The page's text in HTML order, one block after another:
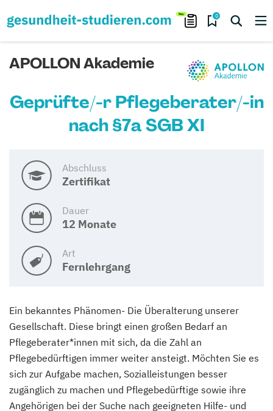
0
APOLLON Akademie
Geprüfte/-r Pflegeberater/-in
nach §7a SGB XI
Abschluss
Zertifikat
Dauer
12 Monate
Art
Fernlehrgang
Ein bekanntes Phänomen- Die Überalterung unserer
Gesellschaft. Diese bringt einen großen Bedarf an
Pflegeberater*innen mit sich, da die Zahl an
Pflegebedürftigen immer weiter ansteigt. Möchten Sie es
sich zur Aufgabe machen, Sozialleistungen besser
zugänglich zu machen und Pflegebedürftige sowie ihre
Angehörigen bei der Suche nach geeigneten Hilfe- und